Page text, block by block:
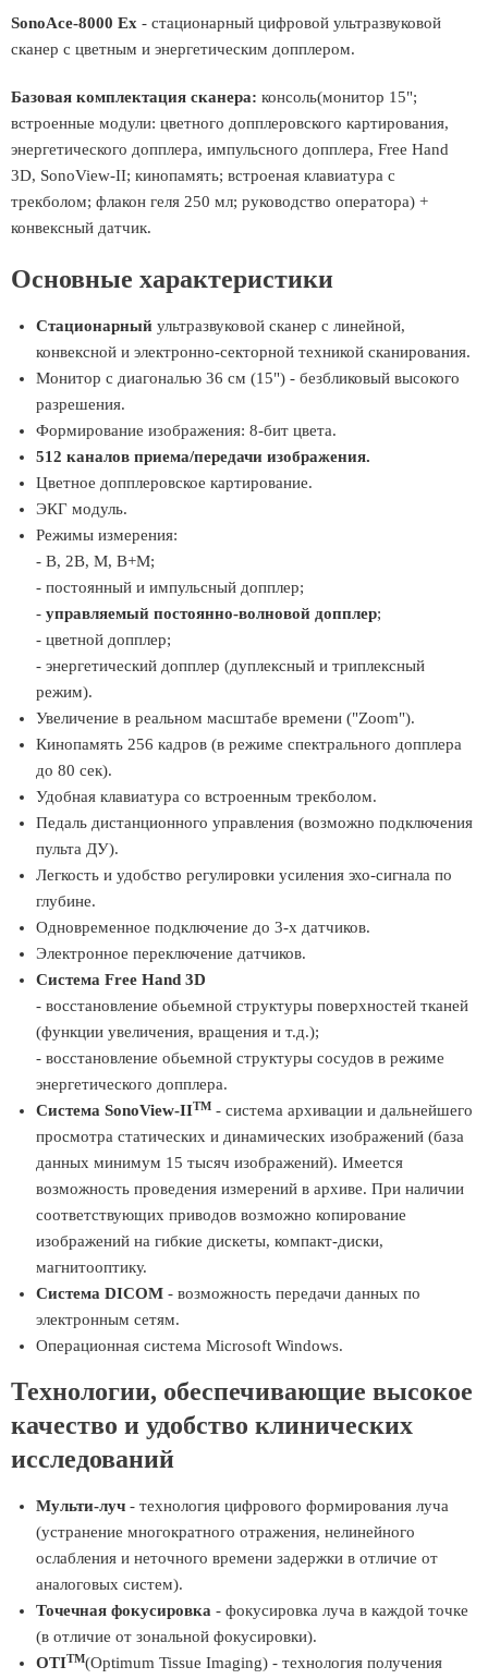
SonoAce-8000 Ex - стационарный цифровой ультразвуковой
сканер с цветным и энергетическим допплером.
Базовая комплектация сканера: консоль(монитор 15";
встроенные модули: цветного допплеровского картирования,
энергетического допплера, импульсного допплера, Free Hand
3D, SonoView-II; кинопамять; встроеная клавиатура с
трекболом; флакон геля 250 мл; руководство оператора) +
конвексный датчик.
Основные характеристики
Стационарный ультразвуковой сканер с линейной,
конвексной и электронно-секторной техникой сканирования.
Монитор с диагональю 36 см (15") - безбликовый высокого
разрешения.
Формирование изображения: 8-бит цвета.
512 каналов приема/передачи изображения.
Цветное допплеровское картирование.
ЭКГ модуль.
Режимы измерения:
- B, 2B, M, B+M;
- постоянный и импульсный допплер;
- управляемый постоянно-волновой допплер;
- цветной допплер;
- энергетический допплер (дуплексный и триплексный
режим).
Увеличение в реальном масштабе времени ("Zoom").
Кинопамять 256 кадров (в режиме спектрального допплера
до 80 сек).
Удобная клавиатура со встроенным трекболом.
Педаль дистанционного управления (возможно подключения
пульта ДУ).
Легкость и удобство регулировки усиления эхо-сигнала по
глубине.
Одновременное подключение до 3-х датчиков.
Электронное переключение датчиков.
Система Free Hand 3D
- восстановление обьемной структуры поверхностей тканей
(функции увеличения, вращения и т.д.);
- восстановление обьемной структуры сосудов в режиме
энергетического допплера.
Система SonoView-IITM - система архивации и дальнейшего
просмотра статических и динамических изображений (база
данных минимум 15 тысяч изображений). Имеется
возможность проведения измерений в архиве. При наличии
соответствующих приводов возможно копирование
изображений на гибкие дискеты, компакт-диски,
магнитооптику.
Система DICOM - возможность передачи данных по
электронным сетям.
Операционная система Microsoft Windows.
Технологии, обеспечивающие высокое
качество и удобство клинических
исследований
Мульти-луч - технология цифрового формирования луча
(устранение многократного отражения, нелинейного
ослабления и неточного времени задержки в отличие от
аналоговых систем).
Точечная фокусировка - фокусировка луча в каждой точке
(в отличие от зональной фокусировки).
OTITM(Optimum Tissue Imaging) - технология получения